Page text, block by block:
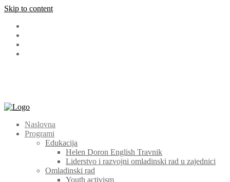
Skip to content
Naslovna
Programi
Edukacija
Helen Doron English Travnik
Liderstvo i razvojni omladinski rad u zajednici
Omladinski rad
Youth activism